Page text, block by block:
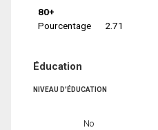
80+
Pourcentage
2.71
Éducation
NIVEAU D'ÉDUCATION
No